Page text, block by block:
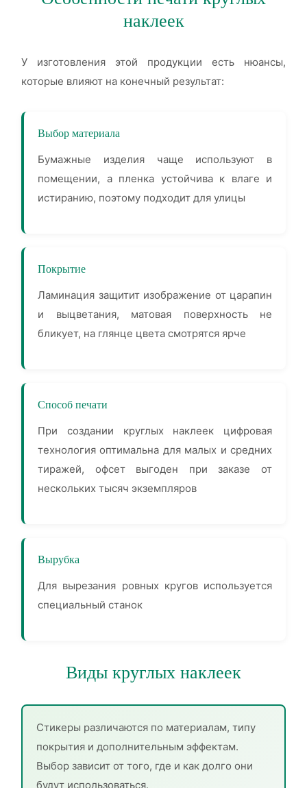
наклеек
У изготовления этой продукции есть нюансы,
которые влияют на конечный результат:
Выбор материала
Бумажные изделия чаще используют в
помещении, а пленка устойчива к влаге и
истиранию, поэтому подходит для улицы
Покрытие
Ламинация защитит изображение от царапин
и выцветания, матовая поверхность не
бликует, на глянце цвета смотрятся ярче
Способ печати
При создании круглых наклеек цифровая
технология оптимальна для малых и средних
тиражей, офсет выгоден при заказе от
нескольких тысяч экземпляров
Вырубка
Для вырезания ровных кругов используется
специальный станок
Виды круглых наклеек
Стикеры различаются по материалам, типу
покрытия и дополнительным эффектам.
Выбор зависит от того, где и как долго они
будут использоваться.